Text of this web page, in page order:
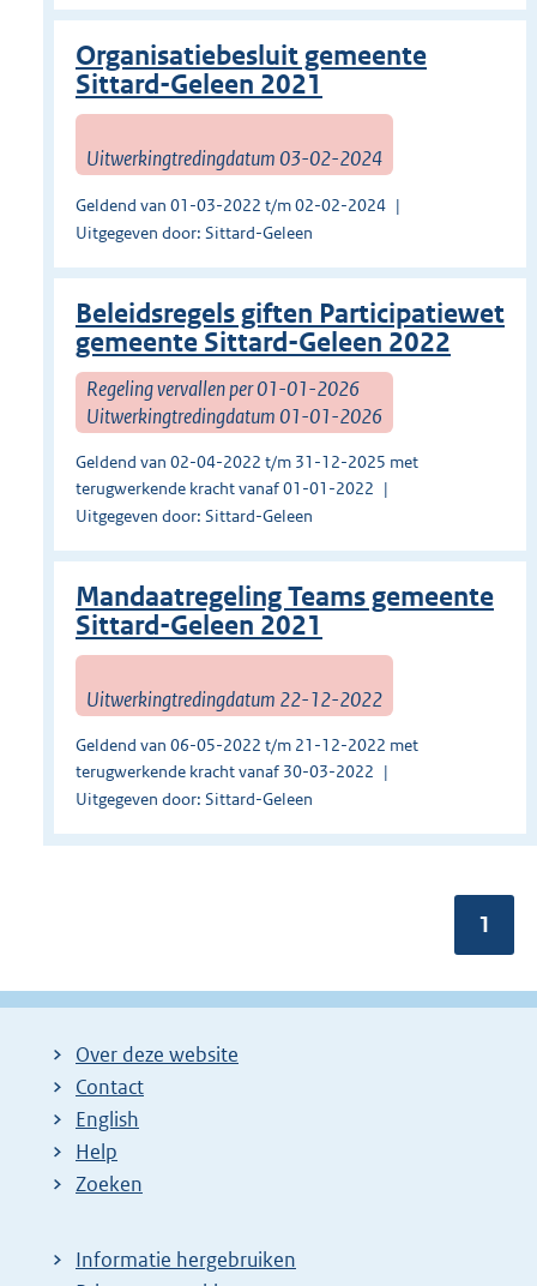
Organisatiebesluit gemeente
Sittard-Geleen 2021
Uitwerkingtredingdatum 03-02-2024
Geldend van 01-03-2022 t/m 02-02-2024
Uitgegeven door: Sittard-Geleen
Beleidsregels giften Participatiewet
gemeente Sittard-Geleen 2022
Regeling vervallen per 01-01-2026
Uitwerkingtredingdatum 01-01-2026
Geldend van 02-04-2022 t/m 31-12-2025 met
terugwerkende kracht vanaf 01-01-2022
Uitgegeven door: Sittard-Geleen
Mandaatregeling Teams gemeente
Sittard-Geleen 2021
Uitwerkingtredingdatum 22-12-2022
Geldend van 06-05-2022 t/m 21-12-2022 met
terugwerkende kracht vanaf 30-03-2022
Uitgegeven door: Sittard-Geleen
1
Over deze website
Contact
English
Help
Zoeken
Informatie hergebruiken